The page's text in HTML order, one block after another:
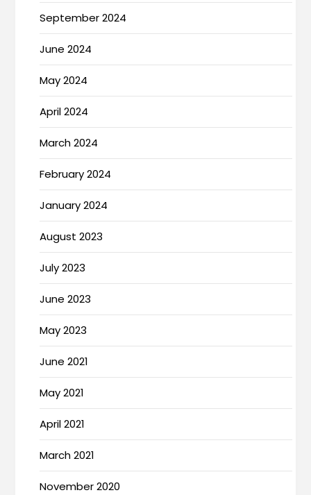
September 2024
June 2024
May 2024
April 2024
March 2024
February 2024
January 2024
August 2023
July 2023
June 2023
May 2023
June 2021
May 2021
April 2021
March 2021
November 2020